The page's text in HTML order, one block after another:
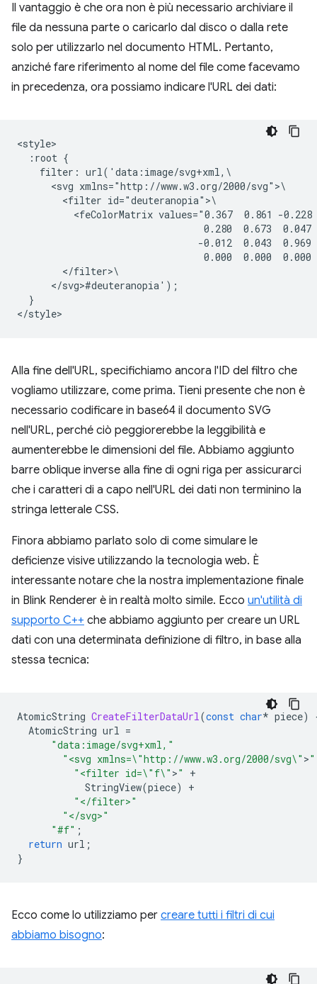
Il vantaggio è che ora non è più necessario archiviare il
file da nessuna parte o caricarlo dal disco o dalla rete
solo per utilizzarlo nel documento HTML. Pertanto,
anziché fare riferimento al nome del file come facevamo
in precedenza, ora possiamo indicare l'URL dei dati:
<style>
  :root {
    filter: url('data:image/svg+xml,\
      <svg xmlns="http://www.w3.org/2000/svg">\
        <filter id="deuteranopia">\
<feColorMatrix values="0.367  0.861 -0.228
0.280  0.673  0.047
-0.012  0.043  0.969
0.000  0.000  0.000
        </filter>\
      </svg>#deuteranopia');
  }
Alla fine dell'URL, specifichiamo ancora l'ID del filtro che
vogliamo utilizzare, come prima. Tieni presente che non è
necessario codificare in base64 il documento SVG
nell'URL, perché ciò peggiorerebbe la leggibilità e
aumenterebbe le dimensioni del file. Abbiamo aggiunto
barre oblique inverse alla fine di ogni riga per assicurarci
che i caratteri di a capo nell'URL dei dati non terminino la
stringa letterale CSS.
Finora abbiamo parlato solo di come simulare le
deficienze visive utilizzando la tecnologia web. È
interessante notare che la nostra implementazione finale
in Blink Renderer è in realtà molto simile. Ecco un'utilità di
supporto C++ che abbiamo aggiunto per creare un URL
dati con una determinata definizione di filtro, in base alla
stessa tecnica:
AtomicString CreateFilterDataUrl(const char* piece)
AtomicString url =
"data:image/svg+xml,"
"<svg xmlns=\"http://www.w3.org/2000/svg\" >"
"<filter id=\" f\" >"
+
StringView(piece)
+
"</filter>"
"</svg>"
"#f" ;
return url ;
}
Ecco come lo utilizziamo per creare tutti i filtri di cui
abbiamo bisogno: